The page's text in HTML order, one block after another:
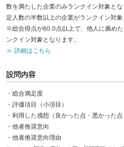
数を満たした企業のみランクイン対象と
定人数の半数以上の企業がランクイン対象
※総合得点が60.0点以上で、他人に薦め
ンクイン対象となります。
≫ 詳細はこちら
設問内容
・総合満足度
・評価項目（小項目）
・利用した感想（良かった点・悪かった点
・他者推奨意向
・他者推奨意向理由